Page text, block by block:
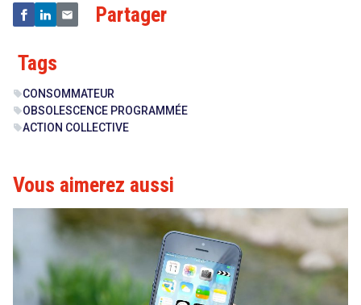
Partager
Tags
sellCONSOMMATEUR
sellOBSOLESCENCE PROGRAMMÉE
sellACTION COLLECTIVE
Vous aimerez aussi